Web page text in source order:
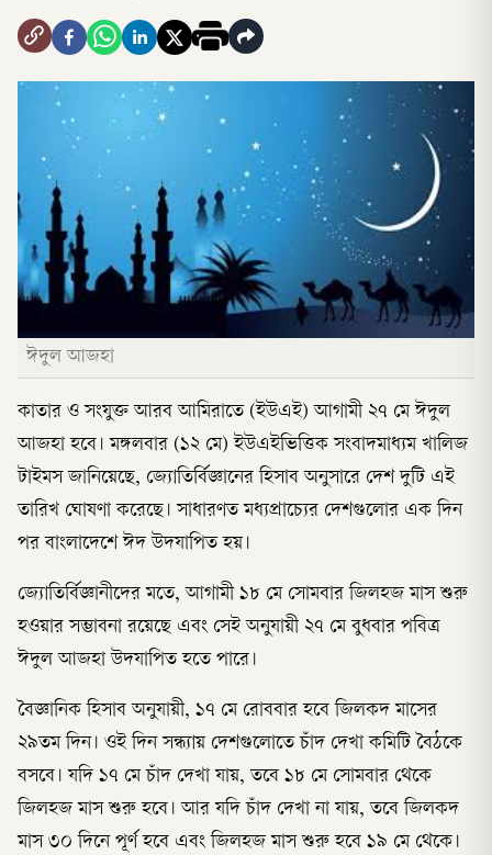
ঈদুল আজহা
কাতার ও সংযুক্ত আরব আমিরাতে (ইউএই) আগামী ২৭ মে ঈদুল
আজহা হবে। মঙ্গলবার (১২ মে) ইউএইভিত্তিক সংবাদমাধ্যম খালিজ
টাইমস জানিয়েছে, জ্যোতির্বিজ্ঞানের হিসাব অনুসারে দেশ দুটি এই
তারিখ ঘোষণা করেছে। সাধারণত মধ্যপ্রাচ্যের দেশগুলোর এক দিন
পর বাংলাদেশে ঈদ উদযাপিত হয়।
জ্যোতির্বিজ্ঞানীদের মতে, আগামী ১৮ মে সোমবার জিলহজ মাস শুরু
হওয়ার সম্ভাবনা রয়েছে এবং সেই অনুযায়ী ২৭ মে বুধবার পবিত্র
ঈদুল আজহা উদযাপিত হতে পারে।
বৈজ্ঞানিক হিসাব অনুযায়ী, ১৭ মে রোববার হবে জিলকদ মাসের
২৯তম দিন। ওই দিন সন্ধ্যায় দেশগুলোতে চাঁদ দেখা কমিটি বৈঠকে
বসবে। যদি ১৭ মে চাঁদ দেখা যায়, তবে ১৮ মে সোমবার থেকে
জিলহজ মাস শুরু হবে। আর যদি চাঁদ দেখা না যায়, তবে জিলকদ
মাস ৩০ দিনে পূর্ণ হবে এবং জিলহজ মাস শুরু হবে ১৯ মে থেকে।